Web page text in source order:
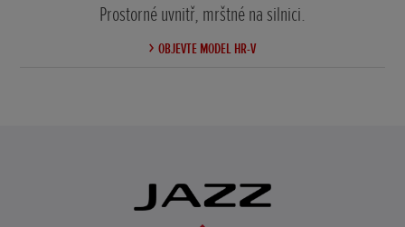
Prostorné uvnitř, mrštné na silnici.
OBJEVTE MODEL HR-V